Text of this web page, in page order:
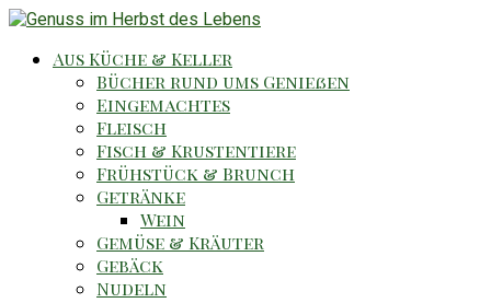
Aus Küche & Keller
Bücher rund ums Genießen
Eingemachtes
Fleisch
Fisch & Krustentiere
Frühstück & Brunch
Getränke
Wein
Gemüse & Kräuter
Gebäck
Nudeln